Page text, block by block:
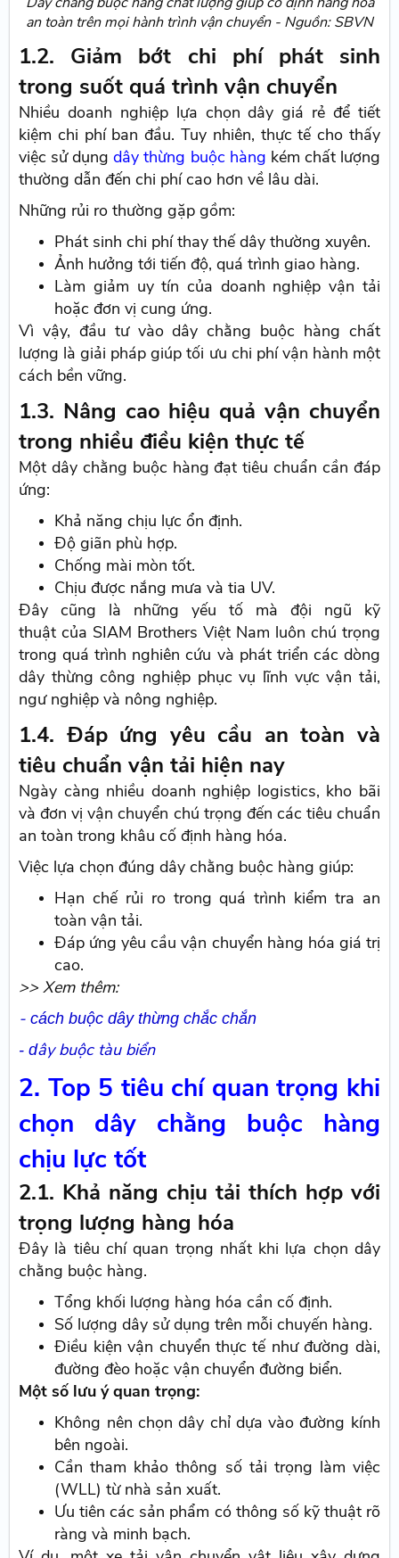
an toàn trên mọi hành trình vận chuyển - Nguồn: SBVN
1.2. Giảm bớt chi phí phát sinh
trong suốt quá trình vận chuyển
Nhiều doanh nghiệp lựa chọn dây giá rẻ để tiết
kiệm chi phí ban đầu. Tuy nhiên, thực tế cho thấy
việc sử dụngdây thừng buộc hàng kém chất lượng
thường dẫn đến chi phí cao hơn về lâu dài.
Những rủi ro thường gặp gồm:
Phát sinh chi phí thay thế dây thường xuyên.
Ảnh hưởng tới tiến độ, quá trình giao hàng.
Làm giảm uy tín của doanh nghiệp vận tải
hoặc đơn vị cung ứng.
Vì vậy, đầu tư vào dây chằng buộc hàng chất
lượng là giải pháp giúp tối ưu chi phí vận hành một
cách bền vững.
1.3. Nâng cao hiệu quả vận chuyển
trong nhiều điều kiện thực tế
Một dây chằng buộc hàng đạt tiêu chuẩn cần đáp
ứng:
Khả năng chịu lực ổn định.
Độ giãn phù hợp.
Chống mài mòn tốt.
Chịu được nắng mưa và tia UV.
Đây cũng là những yếu tố mà đội ngũ kỹ
thuật của SIAM Brothers Việt Nam luôn chú trọng
trong quá trình nghiên cứu và phát triển các dòng
dây thừng công nghiệp phục vụ lĩnh vực vận tải,
ngư nghiệp và nông nghiệp.
1.4. Đáp ứng yêu cầu an toàn và
tiêu chuẩn vận tải hiện nay
Ngày càng nhiều doanh nghiệp logistics, kho bãi
và đơn vị vận chuyển chú trọng đến các tiêu chuẩn
an toàn trong khâu cố định hàng hóa.
Việc lựa chọn đúng dây chằng buộc hàng giúp:
Hạn chế rủi ro trong quá trình kiểm tra an
toàn vận tải.
Đáp ứng yêu cầu vận chuyển hàng hóa giá trị
cao.
>> Xem thêm:
-cách buộc dây thừng chắc chắn
-dây buộc tàu biển
2. Top 5 tiêu chí quan trọng khi
chọn dây chằng buộc hàng
chịu lực tốt
2.1. Khả năng chịu tải thích hợp với
trọng lượng hàng hóa
Đây là tiêu chí quan trọng nhất khi lựa chọn dây
chằng buộc hàng.
Tổng khối lượng hàng hóa cần cố định.
Số lượng dây sử dụng trên mỗi chuyến hàng.
Điều kiện vận chuyển thực tế như đường dài,
đường đèo hoặc vận chuyển đường biển.
Một số lưu ý quan trọng:
Không nên chọn dây chỉ dựa vào đường kính
bên ngoài.
Cần tham khảo thông số tải trọng làm việc
(WLL) từ nhà sản xuất.
Ưu tiên các sản phẩm có thông số kỹ thuật rõ
ràng và minh bạch.